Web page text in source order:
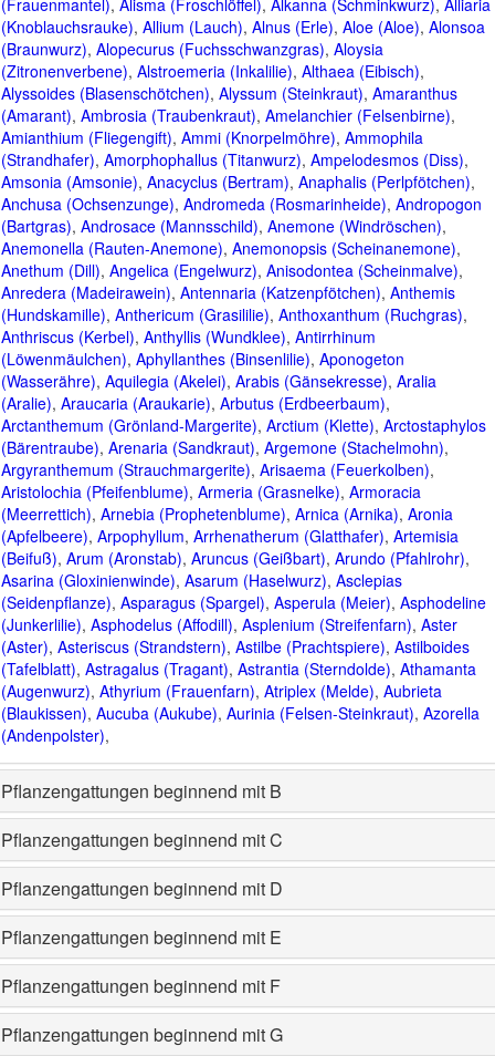
(Frauenmantel), Alisma (Froschlöffel), Alkanna (Schminkwurz), Alliaria
(Knoblauchsrauke), Allium (Lauch), Alnus (Erle), Aloe (Aloe), Alonsoa
(Braunwurz), Alopecurus (Fuchsschwanzgras), Aloysia
(Zitronenverbene), Alstroemeria (Inkalilie), Althaea (Eibisch),
Alyssoides (Blasenschötchen), Alyssum (Steinkraut), Amaranthus
(Amarant), Ambrosia (Traubenkraut), Amelanchier (Felsenbirne),
Amianthium (Fliegengift), Ammi (Knorpelmöhre), Ammophila
(Strandhafer), Amorphophallus (Titanwurz), Ampelodesmos (Diss),
Amsonia (Amsonie), Anacyclus (Bertram), Anaphalis (Perlpfötchen),
Anchusa (Ochsenzunge), Andromeda (Rosmarinheide), Andropogon
(Bartgras), Androsace (Mannsschild), Anemone (Windröschen),
Anemonella (Rauten-Anemone), Anemonopsis (Scheinanemone),
Anethum (Dill), Angelica (Engelwurz), Anisodontea (Scheinmalve),
Anredera (Madeirawein), Antennaria (Katzenpfötchen), Anthemis
(Hundskamille), Anthericum (Grasililie), Anthoxanthum (Ruchgras),
Anthriscus (Kerbel), Anthyllis (Wundklee), Antirrhinum
(Löwenmäulchen), Aphyllanthes (Binsenlilie), Aponogeton
(Wasserähre), Aquilegia (Akelei), Arabis (Gänsekresse), Aralia
(Aralie), Araucaria (Araukarie), Arbutus (Erdbeerbaum),
Arctanthemum (Grönland-Margerite), Arctium (Klette), Arctostaphylos
(Bärentraube), Arenaria (Sandkraut), Argemone (Stachelmohn),
Argyranthemum (Strauchmargerite), Arisaema (Feuerkolben),
Aristolochia (Pfeifenblume), Armeria (Grasnelke), Armoracia
(Meerrettich), Arnebia (Prophetenblume), Arnica (Arnika), Aronia
(Apfelbeere), Arpophyllum, Arrhenatherum (Glatthafer), Artemisia
(Beifuß), Arum (Aronstab), Aruncus (Geißbart), Arundo (Pfahlrohr),
Asarina (Gloxinienwinde), Asarum (Haselwurz), Asclepias
(Seidenpflanze), Asparagus (Spargel), Asperula (Meier), Asphodeline
(Junkerlilie), Asphodelus (Affodill), Asplenium (Streifenfarn), Aster
(Aster), Asteriscus (Strandstern), Astilbe (Prachtspiere), Astilboides
(Tafelblatt), Astragalus (Tragant), Astrantia (Sterndolde), Athamanta
(Augenwurz), Athyrium (Frauenfarn), Atriplex (Melde), Aubrieta
(Blaukissen), Aucuba (Aukube), Aurinia (Felsen-Steinkraut), Azorella
(Andenpolster),
Pflanzengattungen beginnend mit B
Pflanzengattungen beginnend mit C
Pflanzengattungen beginnend mit D
Pflanzengattungen beginnend mit E
Pflanzengattungen beginnend mit F
Pflanzengattungen beginnend mit G